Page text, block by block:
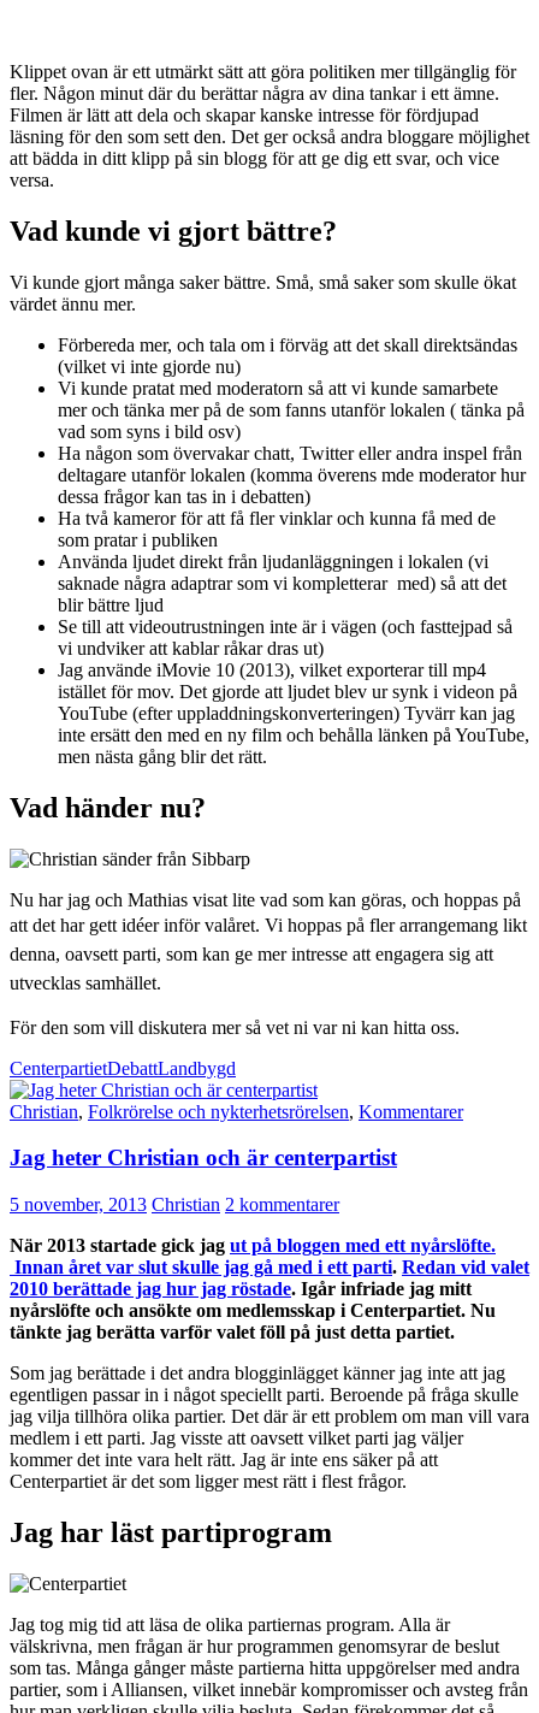
Klippet ovan är ett utmärkt sätt att göra politiken mer tillgänglig för
fler. Någon minut där du berättar några av dina tankar i ett ämne.
Filmen är lätt att dela och skapar kanske intresse för fördjupad
läsning för den som sett den. Det ger också andra bloggare möjlighet
att bädda in ditt klipp på sin blogg för att ge dig ett svar, och vice
versa.
Vad kunde vi gjort bättre?
Vi kunde gjort många saker bättre. Små, små saker som skulle ökat
värdet ännu mer.
Förbereda mer, och tala om i förväg att det skall direktsändas
(vilket vi inte gjorde nu)
Vi kunde pratat med moderatorn så att vi kunde samarbete
mer och tänka mer på de som fanns utanför lokalen ( tänka på
vad som syns i bild osv)
Ha någon som övervakar chatt, Twitter eller andra inspel från
deltagare utanför lokalen (komma överens mde moderator hur
dessa frågor kan tas in i debatten)
Ha två kameror för att få fler vinklar och kunna få med de
som pratar i publiken
Använda ljudet direkt från ljudanläggningen i lokalen (vi
saknade några adaptrar som vi kompletterar med) så att det
blir bättre ljud
Se till att videoutrustningen inte är i vägen (och fasttejpad så
vi undviker att kablar råkar dras ut)
Jag använde iMovie 10 (2013), vilket exporterar till mp4
istället för mov. Det gjorde att ljudet blev ur synk i videon på
YouTube (efter uppladdningskonverteringen) Tyvärr kan jag
inte ersätt den med en ny film och behålla länken på YouTube,
men nästa gång blir det rätt.
Vad händer nu?
Nu har jag och Mathias visat lite vad som kan göras, och hoppas på
att det har gett idéer inför valåret. Vi hoppas på flerarrangemang likt
denna, oavsett parti, som kan ge mer intresse att engagera sig att
utvecklas samhället.
För den som vill diskutera mer så vet ni var ni kan hitta oss.
CenterpartietDebattLandbygd
Christian, Folkrörelse och nykterhetsrörelsen, Kommentarer
Jag heter Christian och är centerpartist
5 november, 2013 Christian 2 kommentarer
När 2013 startade gick jag ut på bloggen med ett nyårslöfte.
Innan året var slut skulle jag gå med i ett parti. Redan vid valet
2010 berättade jag hur jag röstade. Igår infriade jag mitt
nyårslöfte och ansökte om medlemsskap i Centerpartiet. Nu
tänkte jag berätta varför valet föll på just detta partiet.
Som jag berättade i det andra blogginlägget känner jag inte att jag
egentligen passar in i något speciellt parti. Beroende på fråga skulle
jag vilja tillhöra olika partier. Det där är ett problem om man vill vara
medlem i ett parti. Jag visste att oavsett vilket parti jag väljer
kommer det inte vara helt rätt. Jag är inte ens säker på att
Centerpartiet är det som ligger mest rätt i flest frågor.
Jag har läst partiprogram
Jag tog mig tid att läsa de olika partiernas program. Alla är
välskrivna, men frågan är hur programmen genomsyrar de beslut
som tas. Många gånger måste partierna hitta uppgörelser med andra
partier, som i Alliansen, vilket innebär kompromisser och avsteg från